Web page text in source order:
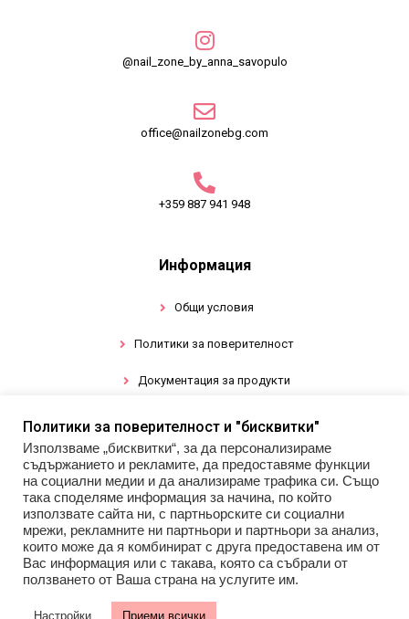
@nail_zone_by_anna_savopulo
office@nailzonebg.com
+359 887 941 948
Информация
Общи условия
Политики за поверителност
Документация за продукти
Промоции
Гел лак
Инструменти
Декорации за нокти
Политики за поверителност и "бисквитки"
Използваме „бисквитки“, за да персонализираме
съдържанието и рекламите, да предоставяме функции
на социални медии и да анализираме трафика си. Също
така споделяме информация за начина, по който
използвате сайта ни, с партньорските си социални
мрежи, рекламните ни партньори и партньори за анализ,
които може да я комбинират с друга предоставена им от
Вас информация или с такава, която са събрали от
ползването от Ваша страна на услугите им.
Настройки Приеми всички